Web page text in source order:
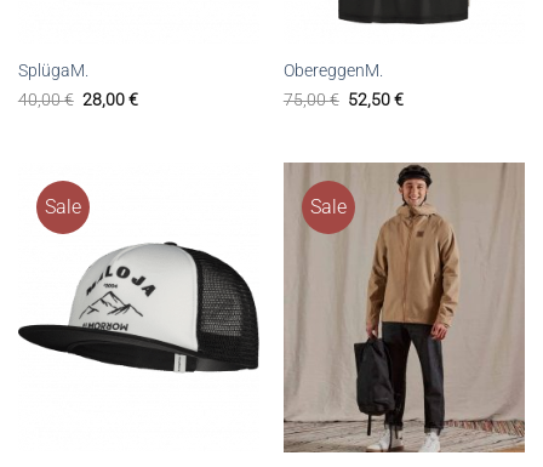
SplügaM.
40,00€ 28,00€
ObereggenM.
75,00€ 52,50€
Sale Sale